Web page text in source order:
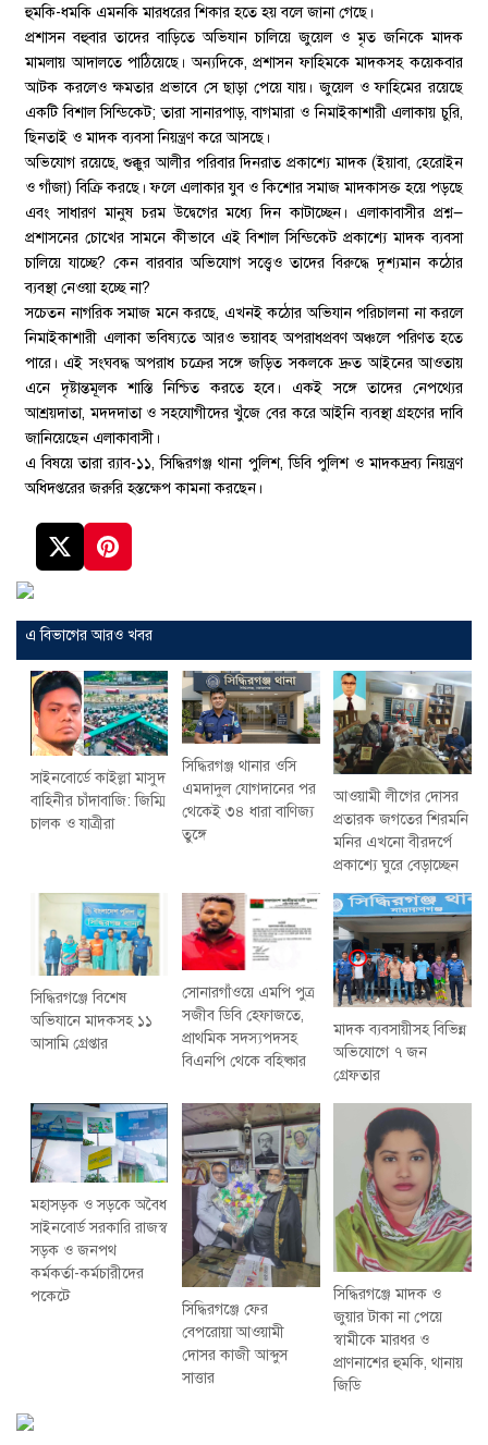
হুমকি-ধমকি এমনকি মারধরের শিকার হতে হয় বলে জানা গেছে।
প্রশাসন বহুবার তাদের বাড়িতে অভিযান চালিয়ে জুয়েল ও মৃত জনিকে মাদক
মামলায় আদালতে পাঠিয়েছে। অন্যদিকে, প্রশাসন ফাহিমকে মাদকসহ কয়েকবার
আটক করলেও ক্ষমতার প্রভাবে সে ছাড়া পেয়ে যায়। জুয়েল ও ফাহিমের রয়েছে
একটি বিশাল সিন্ডিকেট; তারা সানারপাড়, বাগমারা ও নিমাইকাশারী এলাকায় চুরি,
ছিনতাই ও মাদক ব্যবসা নিয়ন্ত্রণ করে আসছে।
অভিযোগ রয়েছে, শুক্কুর আলীর পরিবার দিনরাত প্রকাশ্যে মাদক (ইয়াবা, হেরোইন
ও গাঁজা) বিক্রি করছে। ফলে এলাকার যুব ও কিশোর সমাজ মাদকাসক্ত হয়ে পড়ছে
এবং সাধারণ মানুষ চরম উদ্বেগের মধ্যে দিন কাটাচ্ছেন। এলাকাবাসীর প্রশ্ন—
প্রশাসনের চোখের সামনে কীভাবে এই বিশাল সিন্ডিকেট প্রকাশ্যে মাদক ব্যবসা
চালিয়ে যাচ্ছে? কেন বারবার অভিযোগ সত্ত্বেও তাদের বিরুদ্ধে দৃশ্যমান কঠোর
ব্যবস্থা নেওয়া হচ্ছে না?
সচেতন নাগরিক সমাজ মনে করছে, এখনই কঠোর অভিযান পরিচালনা না করলে
নিমাইকাশারী এলাকা ভবিষ্যতে আরও ভয়াবহ অপরাধপ্রবণ অঞ্চলে পরিণত হতে
পারে। এই সংঘবদ্ধ অপরাধ চক্রের সঙ্গে জড়িত সকলকে দ্রুত আইনের আওতায়
এনে দৃষ্টান্তমূলক শাস্তি নিশ্চিত করতে হবে। একই সঙ্গে তাদের নেপথ্যের
আশ্রয়দাতা, মদদদাতা ও সহযোগীদের খুঁজে বের করে আইনি ব্যবস্থা গ্রহণের দাবি
জানিয়েছেন এলাকাবাসী।
এ বিষয়ে তারা র‌্যাব-১১, সিদ্ধিরগঞ্জ থানা পুলিশ, ডিবি পুলিশ ও মাদকদ্রব্য নিয়ন্ত্রণ
অধিদপ্তরের জরুরি হস্তক্ষেপ কামনা করছেন।
এ বিভাগের আরও খবর
সাইনবোর্ডে কাইল্লা মাসুদ
বাহিনীর চাঁদাবাজি: জিম্মি
চালক ও যাত্রীরা
সিদ্ধিরগঞ্জ থানার ওসি
এমদাদুল যোগদানের পর
থেকেই ৩৪ ধারা বাণিজ্য
তুঙ্গে
আওয়ামী লীগের দোসর
প্রতারক জগতের শিরমনি
মনির এখনো বীরদর্পে
প্রকাশ্যে ঘুরে বেড়াচ্ছেন
সিদ্ধিরগঞ্জে বিশেষ
অভিযানে মাদকসহ ১১
আসামি গ্রেপ্তার
সোনারগাঁওয়ে এমপি পুত্র
সজীব ডিবি হেফাজতে,
প্রাথমিক সদস্যপদসহ
বিএনপি থেকে বহিষ্কার
মাদক ব্যবসায়ীসহ বিভিন্ন
অভিযোগে ৭ জন
গ্রেফতার
মহাসড়ক ও সড়কে অবৈধ
সাইনবোর্ড সরকারি রাজস্ব
সড়ক ও জনপথ
কর্মকর্তা-কর্মচারীদের
পকেটে
সিদ্ধিরগঞ্জে ফের
বেপরোয়া আওয়ামী
দোসর কাজী আব্দুস
সাত্তার
সিদ্ধিরগঞ্জে মাদক ও
জুয়ার টাকা না পেয়ে
স্বামীকে মারধর ও
প্রাণনাশের হুমকি, থানায়
জিডি